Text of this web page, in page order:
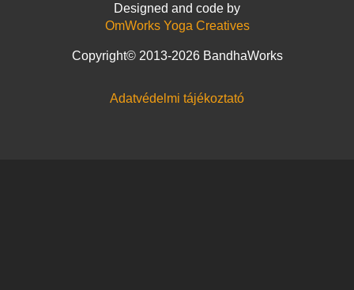
Designed and code by
OmWorks Yoga Creatives
Copyright© 2013-2026 BandhaWorks
Adatvédelmi tájékoztató